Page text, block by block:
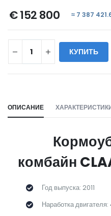
€ 152 800 ≈ 7 387
КУПИТЬ
ОПИСАНИЕ
комбайн
Год выпуска: 2011
Наработка